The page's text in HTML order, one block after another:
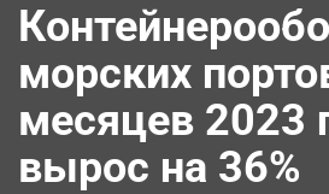
морских
месяцев 2023
вырос на 36%